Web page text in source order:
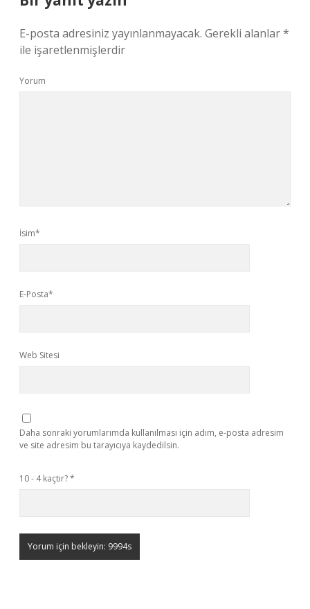
E-posta adresiniz yayınlanmayacak. Gerekli alanlar*
ile işaretlenmişlerdir
Yorum
İsim*
E-Posta*
Web Sitesi
Daha sonraki yorumlarımda kullanılması için adım, e-posta adresim
ve site adresim bu tarayıcıya kaydedilsin.
10 - 4 kaçtır?*